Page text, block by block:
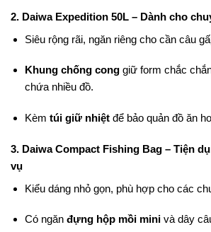
2. Daiwa Expedition 50L – Dành cho
Siêu rộng rãi, ngăn riêng cho cần câu
Khung chống conggiữ form chắc
chứa nhiều đồ.
Kèm túi giữ nhiệtđể bảo quản đồ ăn
3. Daiwa Compact Fishing Bag – Tiện
vụ
Kiểu dáng nhỏ gọn, phù hợp cho các
Có ngăn đựng hộp mồi minivà dây